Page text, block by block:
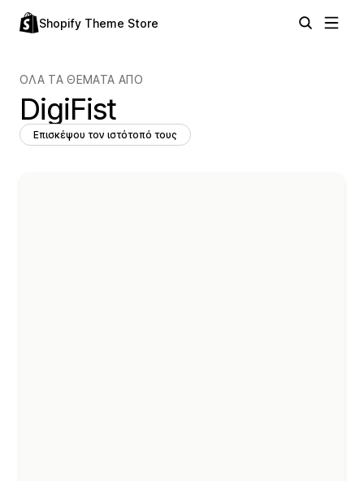
Shopify Theme Store
ΌΛΑ ΤΑ ΘΈΜΑΤΑ ΑΠΌ
DigiFist
Επισκέψου τον ιστότοπό τους